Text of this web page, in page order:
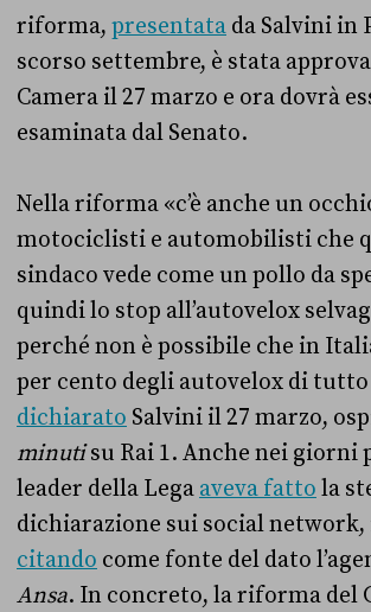
riforma, presentata da Salvini in
scorso settembre, è stata
Camera il 27 marzo e ora dovrà
esaminata dal Senato.
Nella riforma «c’è anche un
motociclisti e automobilisti che
sindaco vede come un pollo da
quindi lo stop all’autovelox
perché non è possibile che in
per cento degli autovelox di
dichiarato Salvini il 27 marzo,
minutisu Rai 1. Anche nei giorni
leader della Lega aveva fatto la
dichiarazione sui social network,
citando come fonte del dato
Ansa. In concreto, la riforma del